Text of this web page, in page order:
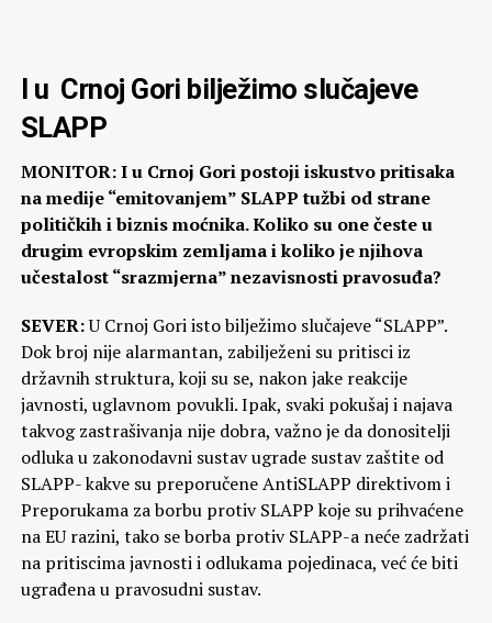
I u Crnoj Gori bilježimo slučajeve
SLAPP
MONITOR: I u Crnoj Gori postoji iskustvo pritisaka
na medije “emitovanjem” SLAPP tužbi od strane
političkih i biznis moćnika. Koliko su one česte u
drugim evropskim zemljama i koliko je njihova
učestalost “srazmjerna” nezavisnosti pravosuđa?
SEVER:U Crnoj Gori isto bilježimo slučajeve “SLAPP”.
Dok broj nije alarmantan, zabilježeni su pritisci iz
državnih struktura, koji su se, nakon jake reakcije
javnosti, uglavnom povukli. Ipak, svaki pokušaj i najava
takvog zastrašivanja nije dobra, važno je da donositelji
odluka u zakonodavni sustav ugrade sustav zaštite od
SLAPP- kakve su preporučene AntiSLAPP direktivom i
Preporukama za borbu protiv SLAPP koje su prihvaćene
na EU razini, tako se borba protiv SLAPP-a neće zadržati
na pritiscima javnosti i odlukama pojedinaca, već će biti
ugrađena u pravosudni sustav.